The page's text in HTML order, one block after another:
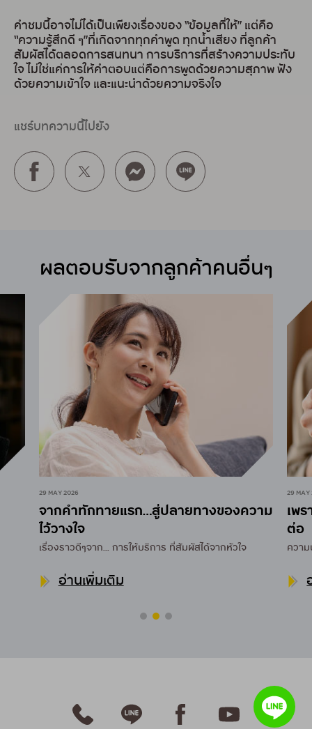
คำชมนี้อาจไม่ได้เป็นเพียงเรื่องของ “ข้อมูลที่ให้” แต่คือ
“ความรู้สึกดี ๆ”ที่เกิดจากทุกคำพูด ทุกน้ำเสียง ที่ลูกค้า
สัมผัสได้ตลอดการสนทนา การบริการที่สร้างความประทับ
ใจ ไม่ใช่แค่การให้คำตอบแต่คือการพูดด้วยความสุภาพ ฟัง
ด้วยความเข้าใจ และแนะนำด้วยความจริงใจ
แชร์บทความนี้ไปยัง
ผลตอบรับจากลูกค้าคนอื่นๆ
29 MAY 2026
จากคำทักทายแรก…สู่ปลายทางของความ
ไว้วางใจ
เรื่องราวดีๆจาก... การให้บริการ ที่สัมผัสได้จากหัวใจ
อ่านเพิ่มเติม
29 MAY
เพ
ต่อ
ความ